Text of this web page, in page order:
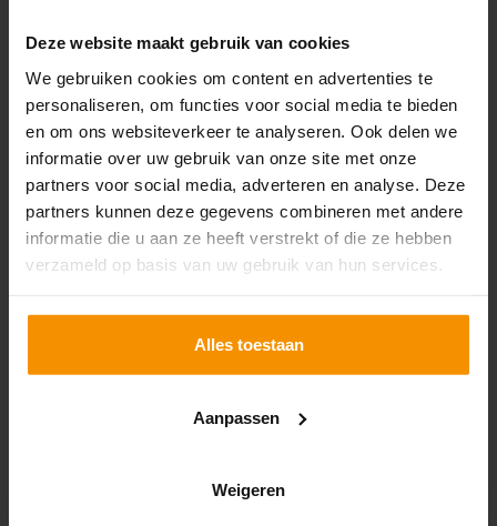
Deze website maakt gebruik van cookies
We gebruiken cookies om content en advertenties te
personaliseren, om functies voor social media te bieden
en om ons websiteverkeer te analyseren. Ook delen we
informatie over uw gebruik van onze site met onze
partners voor social media, adverteren en analyse. Deze
partners kunnen deze gegevens combineren met andere
informatie die u aan ze heeft verstrekt of die ze hebben
verzameld op basis van uw gebruik van hun services.
Alles toestaan
Aanpassen
Weigeren
de onderzoeksplicht op de activiteiten van uw bedrijf
voor de milieubelastende activiteit van uw bedrijf
bepaalt. Om te bepalen of er een onderzoeksplicht
geldt voor de locatie kunnen ondernemers het
stappenplan raadplegen:Stappenplan
Energiebesparing Rapportageplicht (rvo.nl).
De onderzoeksplicht houdt in dat je eens per vier jaar
onderzoekt welke energiebesparende maatregelen je
maatregelen je de voorafgaande periode al hebt
genomen.